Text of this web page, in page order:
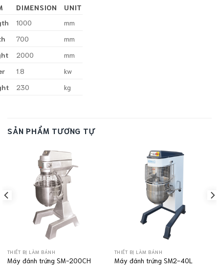
DIMENSION
UNIT
1000
mm
700
mm
2000
mm
1.8
kw
230 kg
SẢN PHẨM TƯƠNG TỰ
THIẾT BỊ LÀM BÁNH
Máy đánh trứng SM-200CH
THIẾT BỊ LÀM BÁNH
Máy đánh trứng SM2-40L